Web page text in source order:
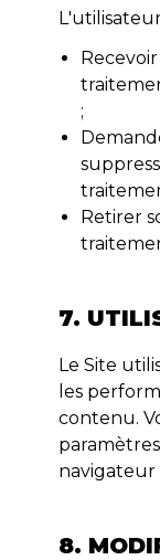
;
Retirer
7.
Le Site
les
contenu.
navigateur
8.